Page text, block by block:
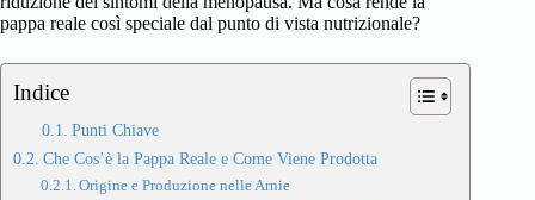
pappa reale così speciale dal punto di vista nutrizionale?
Indice
Punti Chiave
Che Cos’è la Pappa Reale e Come Viene Prodotta
Origine e Produzione nelle Arnie